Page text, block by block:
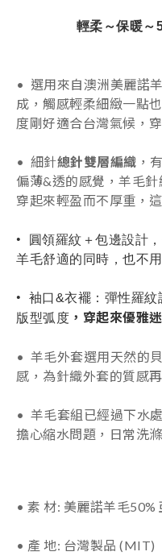
輕柔～保暖
• 選用來自澳洲美麗諾
成，觸感輕柔細緻一點
度剛好適合台灣氣候，
• 細針總針雙層編織 ，
偏薄&透的感覺，羊毛針
穿起來輕盈而不厚重 ，
•  圓領羅紋＋包邊設計
羊毛舒適的同時，也不
•
袖口&衣襬：彈性羅
版型弧度 ，穿起來優雅
• 羊毛外套選用天然的
感，為針織外套的質感
• 羊毛套組已經過下水
擔心縮水問題，日常洗
• 素 材: 美麗諾羊毛50%
• 產 地: 台灣製品 (MIT)